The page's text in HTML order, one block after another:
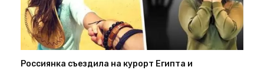
Россиянка съездила на курорт Египта и